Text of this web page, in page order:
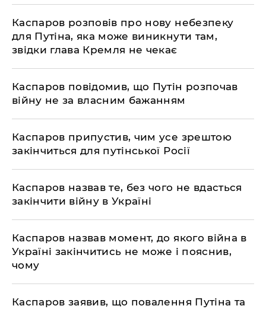
​Каспаров розповів про нову небезпеку
для Путіна, яка може виникнути там,
звідки глава Кремля не чекає
​Каспаров повідомив, що Путін розпочав
війну не за власним бажанням
Каспаров припустив, чим усе зрештою
закінчиться для путінської Росії
Каспаров назвав те, без чого не вдасться
закінчити війну в Україні
​Каспаров назвав момент, до якого війна в
Україні закінчитись не може і пояснив,
чому
Каспаров заявив, що повалення Путіна та